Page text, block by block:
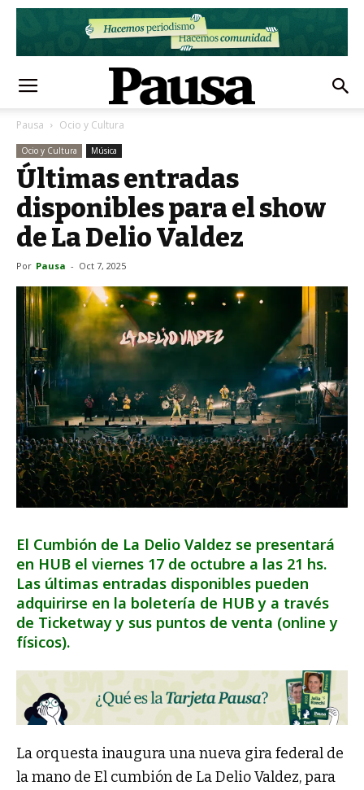
Pausa Ocio y Cultura
Ocio y Cultura Música
Últimas entradas
disponibles para el show
de La Delio Valdez
Por Pausa - Oct 7, 2025
El Cumbión de La Delio Valdez se presentará
en HUB el viernes 17 de octubre a las 21 hs.
Las últimas entradas disponibles pueden
adquirirse en la boletería de HUB y a través
de Ticketway y sus puntos de venta (online y
físicos).
La orquesta inaugura una nueva gira federal de
la mano de El cumbión de La Delio Valdez, para